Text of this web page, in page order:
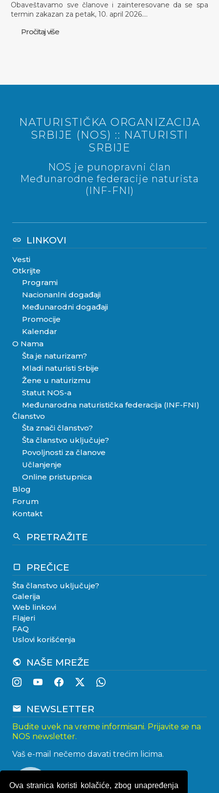
Ova stranica koristi kolačiće, zbog unapređenja
Obaveštavamo sve članove i zainteresovane da se spa
termin zakazan za petak, 10. april 2026.…
Pročitaj više
NATURISTIČKA ORGANIZACIJA
SRBIJE (NOS) :: NATURISTI
SRBIJE
NOS je punopravni član
Međunarodne federacije naturista
(INF-FNI)
link LINKOVI
Vesti
Otkrijte
Programi
Nacionanlni događaji
Međunarodni događaji
Promocije
Kalendar
O Nama
Šta je naturizam?
Mladi naturisti Srbije
Žene u naturizmu
Statut NOS-a
Međunarodna naturistička federacija (INF-FNI)
Članstvo
Šta znači članstvo?
Šta članstvo uključuje?
Povoljnosti za članove
Učlanjenje
Online pristupnica
Blog
Forum
Kontakt
search PRETRAŽITE
crop_square PREČICE
Šta članstvo uključuje?
Galerija
Web linkovi
Flajeri
FAQ
Uslovi korišćenja
public NAŠE MREŽE
email NEWSLETTER
Budite uvek na vreme informisani. Prijavite se na
NOS newsletter.
Vaš e-mail nečemo davati trećim licima.